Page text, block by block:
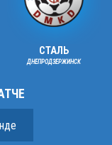
СТАЛЬ
ДНЕПРОДЗЕРЖИНСК